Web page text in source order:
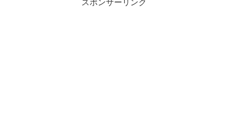
スポンサーリンク